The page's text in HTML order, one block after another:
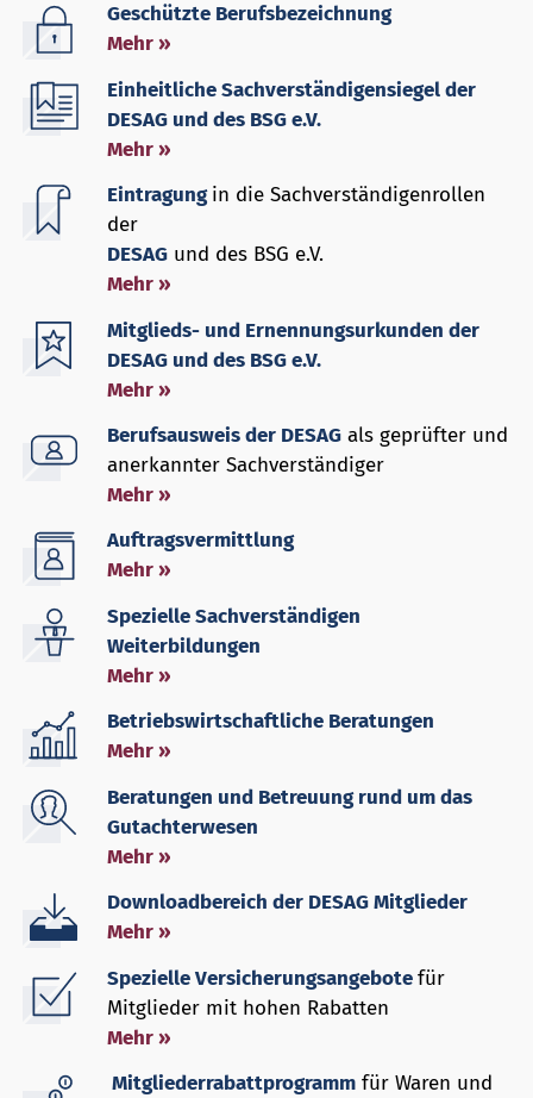
Geschützte Berufsbezeichnung
Mehr »
Einheitliche Sachverständigensiegel der
DESAG und des BSG e.V.
Mehr »
Eintragungin die Sachverständigenrollen
der
DESAG und des BSG e.V.
Mehr »
Mitglieds- und Ernennungsurkunden der
DESAG und des BSG e.V.
Mehr »
Berufsausweis der DESAG als geprüfter und
anerkannter Sachverständiger
Mehr »
Auftragsvermittlung
Mehr »
Spezielle Sachverständigen
Weiterbildungen
Mehr »
Betriebswirtschaftliche Beratungen
Mehr »
Beratungen und Betreuung rund um das
Gutachterwesen
Mehr »
Downloadbereich der DESAG Mitglieder
Mehr »
Spezielle Versicherungsangebotefür
Mitglieder mit hohen Rabatten
Mehr »
Mitgliederrabattprogramm für Waren und